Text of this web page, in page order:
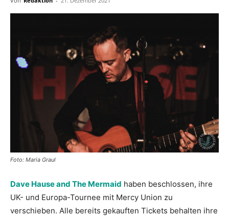
Foto: Maria Graul
Dave Hause and The Mermaid haben beschlossen, ihre
UK- und Europa-Tournee mit Mercy Union zu
verschieben. Alle bereits gekauften Tickets behalten ihre